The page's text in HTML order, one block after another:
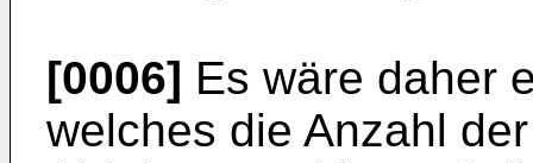
[0006] Es wäre daher
welches die Anzahl